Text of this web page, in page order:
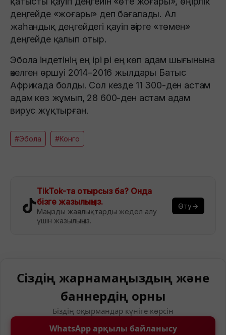
деңгейде «жоғары» деп бағалады. Ал
жаһандық деңгейдегі қауіп әзірге «төмен»
деңгейде қалып отыр.
Эбола індетінің ең ірі әрі ең көп адам шығынына
әкелген өршуі 2014–2016 жылдары Батыс
Африкада болды. Сол кезде 11 300-ден астам
адам көз жұмып, 28 600-ден астам адам
вирус жұқтырған.
#Эбола #Конго
TikTok-та отырсыз ба? Онда
бізге жазылыңыз.
Маңызды жаңалықтарды жедел алу
үшін жазылыңыз.
Өту→
Сіздің жарнамаңыздың және
баннердің орны
Біздің оқырмандар күніге көрсін
WhatsApp арқылы байланысу